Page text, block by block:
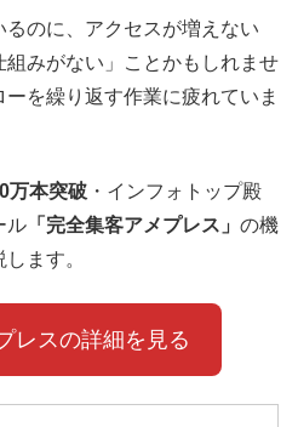
のに、アクセスが増えない
みがない」ことかもしれませ
を繰り返す作業に疲れていま
万本突破 ・インフォトップ殿
ル 「完全集客アメプレス」 の機
ます。
レスの詳細を見る